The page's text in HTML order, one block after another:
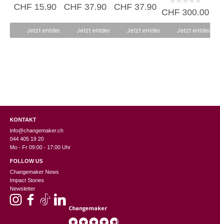
0
v
n
CHF15.90
Jetzt entdecken
5.00
von 5
CHF37.90
Jetzt entdecken
5.00
von 5
CHF37.90
Jetzt entdecken
0
v
CHF300.00
Jetzt
KONTAKT
info@changemaker.ch
044 405 19 20
Mo - Fr 09:00 - 17:00 Uhr
FOLLOW US
Changemaker News
Impact Stories
Newsletter
Changemaker